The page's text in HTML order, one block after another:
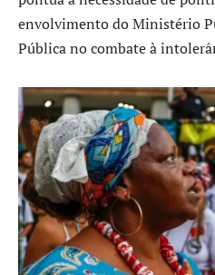
envolvimento do Ministério
Pública no combate à